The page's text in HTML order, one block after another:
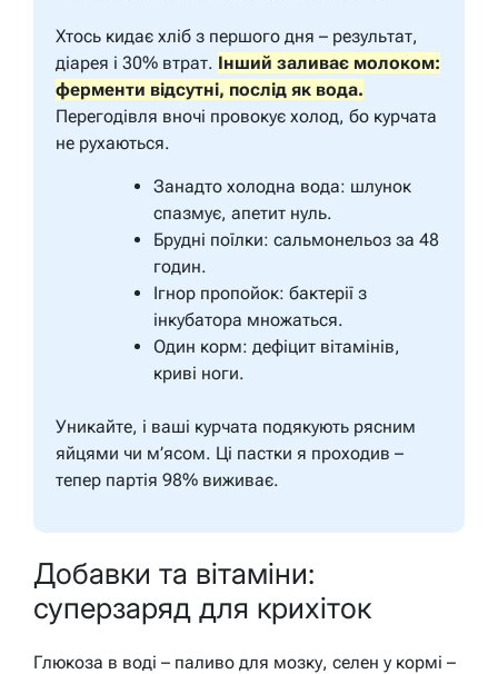
Хтось кидає хліб з першого дня – результат,
діарея і 30% втрат. Інший заливає молоком:
ферменти відсутні, послід як вода.
Перегодівля вночі провокує холод, бо курчата
не рухаються.
Занадто холодна вода: шлунок
спазмує, апетит нуль.
Брудні поїлки: сальмонельоз за 48
годин.
Ігнор пропойок: бактерії з
інкубатора множаться.
Один корм: дефіцит вітамінів,
криві ноги.
Уникайте, і ваші курчата подякують рясним
яйцями чи м’ясом. Ці пастки я проходив –
тепер партія 98% виживає.
Добавки та вітаміни:
суперзаряд для крихіток
Глюкоза в воді – паливо для мозку, селен у кормі –